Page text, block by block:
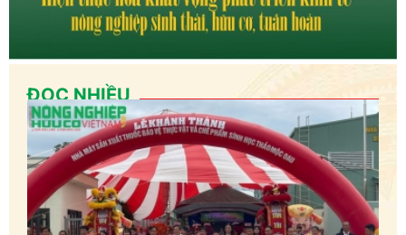
ĐỌC NHIỀU